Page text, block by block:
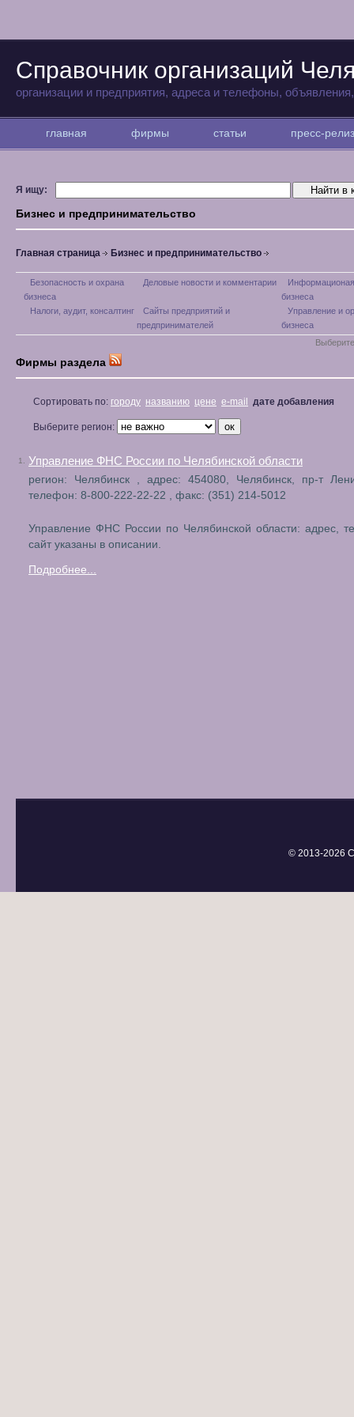
Справочник организаций
организации и предприятия, адреса и телефоны,
главная фирмы статьи пресс-
Я ищу:
Бизнес и предпринимательство
Главная страница Бизнес и предпринимательство
Безопасность и охрана
бизнеса
Деловые новости и комментарии
бизнеса
Налоги, аудит, консалтинг
Сайты предприятий и
предпринимателей
Управление и
бизнеса
Фирмы раздела
Сортировать по: городу названию цене e-mail дате добавления
Выберите регион:
1. Управление ФНС России по Челябинской области
регион: Челябинск , адрес: 454080, Челябинск, пр-т
телефон: 8-800-222-22-22 , факс: (351) 214-5012
Управление ФНС России по Челябинской области: адрес,
сайт указаны в описании.
Подробнее...
© 2013-2026